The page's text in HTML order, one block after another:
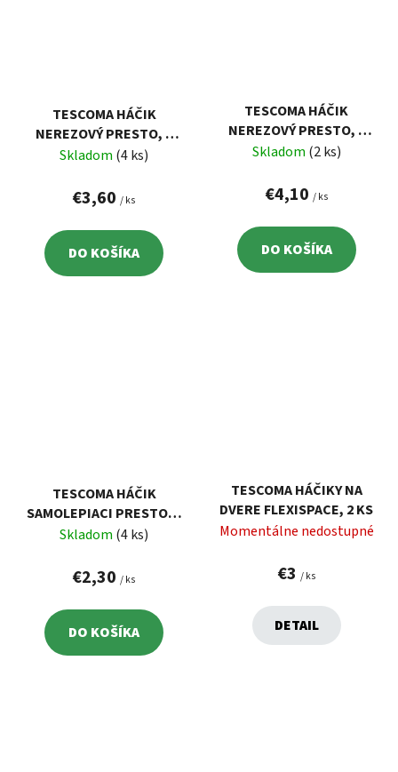
TESCOMA HÁČIK
NEREZOVÝ PRESTO, 2
KS, MALÝ
Skladom (4 ks)
€3,60 / ks
DO KOŠÍKA
TESCOMA HÁČIK
NEREZOVÝ PRESTO, 2
KS, VEĽKÝ
Skladom (2 ks)
€4,10 / ks
DO KOŠÍKA
TESCOMA HÁČIK
SAMOLEPIACI PRESTO, 2
KS
Skladom (4 ks)
€2,30 / ks
DO KOŠÍKA
TESCOMA HÁČIKY NA
DVERE FLEXISPACE, 2 KS
Momentálne nedostupné
€3 / ks
DETAIL